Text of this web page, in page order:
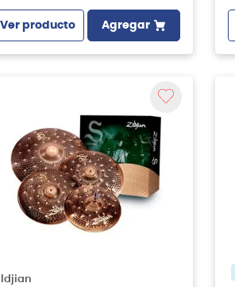
Ver producto Agregar